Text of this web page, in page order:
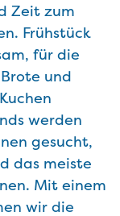
Zeit zum
Frühstück
für die
und
werden
gesucht,
das meiste
Mit einem
wir die